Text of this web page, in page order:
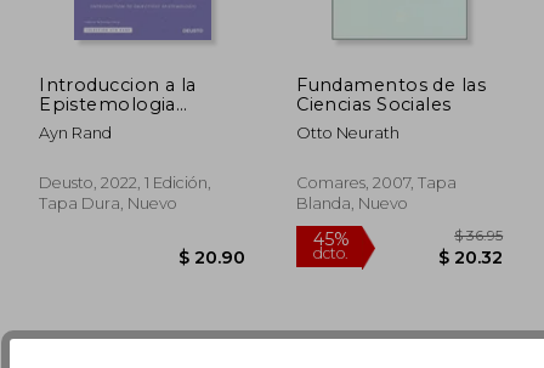
dcto. $ 41.03 dcto.
Introduccion a la
Epistemologia
Objetivista
Ayn Rand
Deusto, 2022, 1 Edición,
Tapa Dura, Nuevo
Fundamentos de las
Ciencias Sociales
Otto Neurath
Comares, 2007, Tapa
Blanda, Nuevo